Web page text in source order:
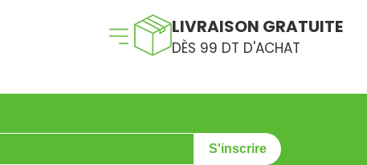
LIVRAISON GRATUITE
DÈS 99 DT D'ACHAT
S'inscrire